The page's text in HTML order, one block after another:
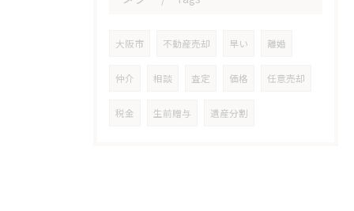
大阪市 不動産売却 早い 離婚
仲介 相談 査定 価格 任意売却
税金 生前贈与 遺産分割